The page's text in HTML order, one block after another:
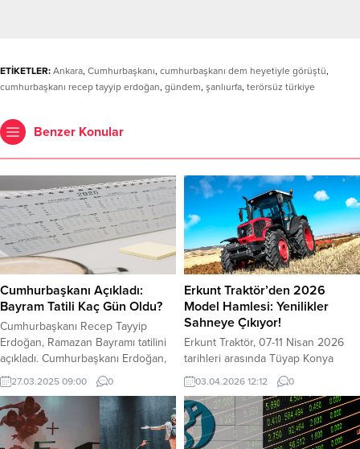
ETİKETLER: Ankara, Cumhurbaşkanı, cumhurbaşkanı dem heyetiyle görüştü,
cumhurbaşkanı recep tayyip erdoğan, gündem, şanlıurfa, terörsüz türkiye
Benzer Konular
Cumhurbaşkanı Açıkladı:
Bayram Tatili Kaç Gün Oldu?
Cumhurbaşkanı Recep Tayyip
Erdoğan, Ramazan Bayramı tatilini
açıkladı. Cumhurbaşkanı Erdoğan,
iftar sonrası yaptığı açıklamada
kamu çalışanları 2 Nisan Çarşamba,
3 Nisan Perşembe ve 4 Nisan
Cuma günü idari izinli sayılacak.
Böylece bayram tatili 9 gün olacak.
27.03.2025 09:00 0
Erkunt Traktör’den 2026
Model Hamlesi: Yenilikler
Sahneye Çıkıyor!
Erkunt Traktör, 07-11 Nisan 2026
tarihleri arasında Tüyap Konya
Uluslararası Fuar Merkezi’nde
düzenlecek olan Konya Tarım
Fuarı’nda, 2026 yılıyla birlikte
geliştirdiği yeni nesil yaklaşımını
çiftçilerle buluşturuyor. Gücünü
03.04.2026 12:12 0